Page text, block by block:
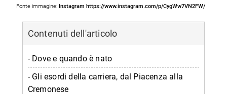
Fonte immagine: Instagram https://www.instagram.com/p/CygWw7VN2FW/
Contenuti dell'articolo
- Dove e quando è nato
- Gli esordi della carriera, dal Piacenza alla
Cremonese